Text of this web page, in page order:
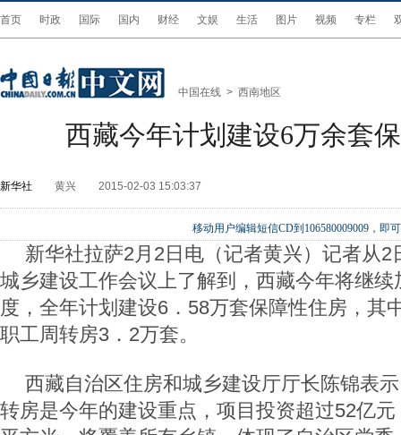
首页 时政 国际 国内 财经 文娱 生活 图片 视频 专栏
中国在线 > 西南地区
西藏今年计划建设6万余套
新华社 黄兴 2015-02-03 15:03:37
移动用户编辑短信CD到106580009009，即
新华社拉萨2月2日电（记者黄兴）记者从2
城乡建设工作会议上了解到，西藏今年将继
度，全年计划建设6．58万套保障性住房，其
职工周转房3．2万套。
西藏自治区住房和城乡建设厅厅长陈锦表
转房是今年的建设重点，项目投资超过52亿